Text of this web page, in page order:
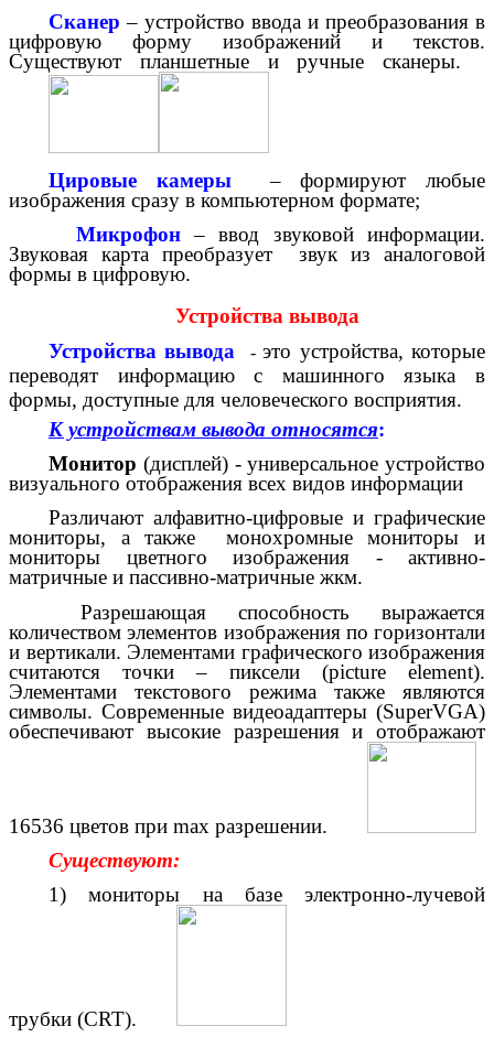
Сканер – устройство ввода и преобразования в
цифровую форму изображений и текстов.
Существуют планшетные и ручные сканеры.
Цировые камеры– формируют любые
изображения сразу в компьютерном формате;
Микрофон – ввод звуковой информации.
Звуковая карта преобразует звук из аналоговой
формы в цифровую.
Устройства вывода
Устройства вывода
-это устройства, которые
переводят информацию с машинного языка в
формы, доступные для человеческого восприятия.
К устройствам вывода относятся:
Монитор (дисплей) - универсальное устройство
визуального отображения всех видов информации
Различают алфавитно-цифровые и графические
мониторы, а также монохромные мониторы и
мониторы цветного изображения - активно-
матричные и пассивно-матричные жкм.
Разрешающая способность выражается
количеством элементов изображения по горизонтали
и вертикали. Элементами графического изображения
считаются точки – пиксели (picture element).
Элементами текстового режима также являются
символы. Современные видеоадаптеры (SuperVGA)
обеспечивают высокие разрешения и отображают
16536 цветов при max разрешении.
Существуют:
1) мониторы на базе электронно-лучевой
трубки (CRT).